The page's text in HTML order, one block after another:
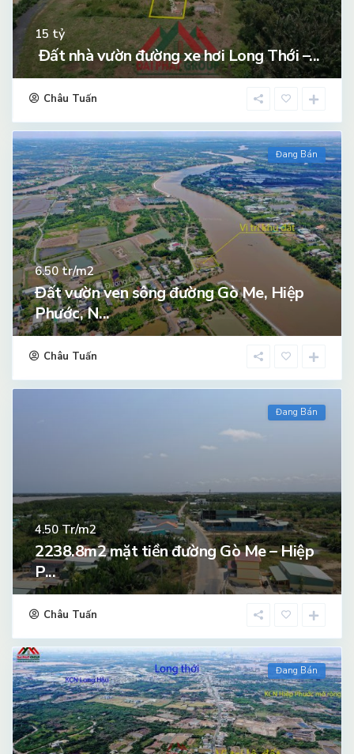
15 tỷ
Đất nhà vườn đường xe hơi Long Thới –...
Châu Tuấn
Đang Bán
6.50tr/m2
Đất vườn ven sông đường Gò Me, Hiệp
Phước, N...
Châu Tuấn
Đang Bán
4.50Tr/m2
2238.8m2 mặt tiền đường Gò Me – Hiệp
P...
Châu Tuấn
Đang Bán